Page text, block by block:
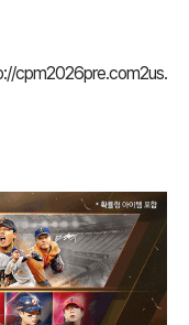
cpm2026pre.com2us.